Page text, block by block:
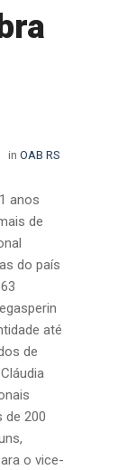
in OAB RS
anos
de
do país
até
de
de 200
o vice-